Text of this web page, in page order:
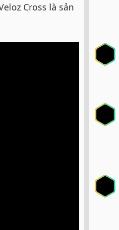
Cross là sản